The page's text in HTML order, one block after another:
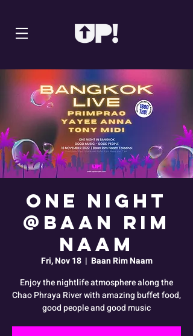
ONE NIGHT
@BAAN RIM
NAAM
Fri, Nov 18
  |
Baan Rim Naam
Enjoy the nightlife atmosphere along the
Chao Phraya River with amazing buffet food,
good people and good music